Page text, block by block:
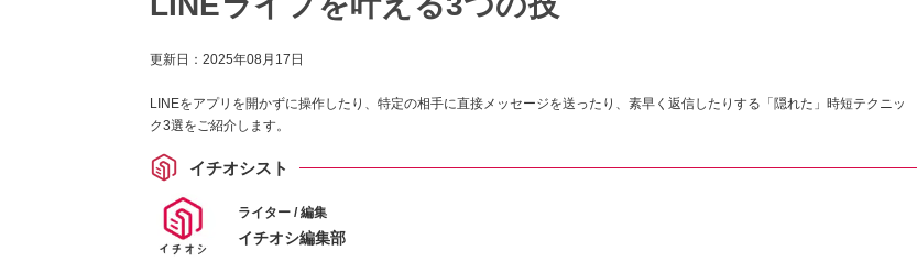
更新日： 2025年08月17日
LINEをアプリを開かずに操作したり、特定の相手に直接メッセージを送ったり、素早く返信したりする「隠れた」時短テクニッ
ク3選をご紹介します。
イチオシスト
ライター / 編集
イチオシ編集部